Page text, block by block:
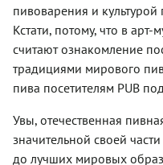
пивоварения и культурой
Кстати, потому, что в
считают ознакомление
традициями мирового
пива посетителям PUB
Увы, отечественная
значительной своей
до лучших мировых